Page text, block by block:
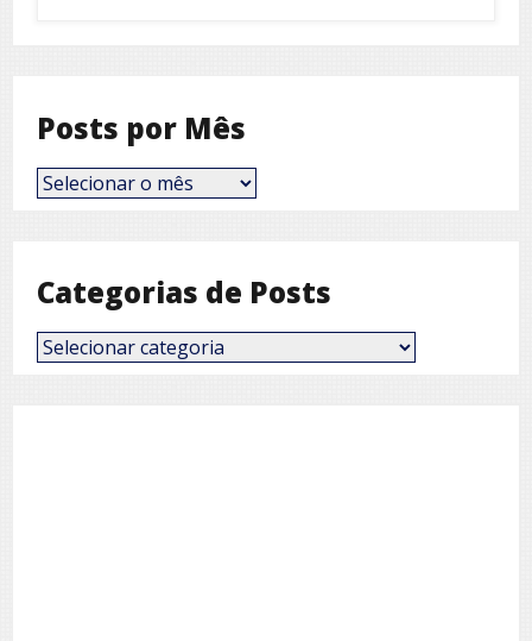
Posts por Mês
Posts
por
Categorias de Posts
Categorias
de